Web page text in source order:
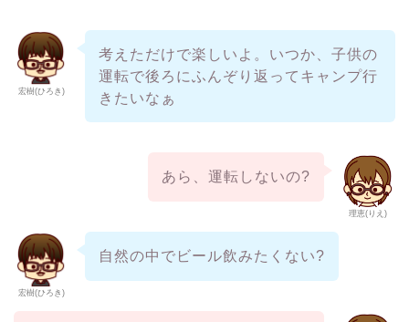
宏樹(ひろき)
考えただけで楽しいよ。いつか、子供の
運転で後ろにふんぞり返ってキャンプ行
きたいなぁ
理恵(りえ)
あら、運転しないの?
宏樹(ひろき)
自然の中でビール飲みたくない?